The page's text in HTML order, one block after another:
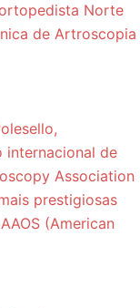
Norte
de Artroscopia
internacional de
Association
prestigiosas
(American